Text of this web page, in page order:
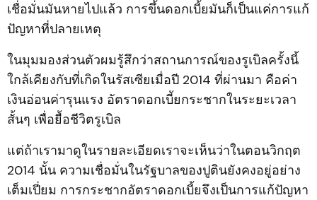
เชื่อมั่นมันหายไปแล้ว การขึ้นดอกเบี้ยมันก็เป็นแค่การแก้
ปัญหาที่ปลายเหตุ
ในมุมมองส่วนตัวผมรู้สึกว่าสถานการณ์ของรูเบิลครั้งนี้
ใกล้เคียงกับที่เกิดในรัสเซียเมื่อปี 2014 ที่ผ่านมา คือค่า
เงินอ่อนค่ารุนแรง อัตราดอกเบี้ยกระชากในระยะเวลา
สั้นๆ เพื่อยื้อชีวิตรูเบิล
แต่ถ้าเรามาดูในรายละเอียดเราจะเห็นว่าในตอนวิกฤต
2014 นั้น ความเชื่อมั่นในรัฐบาลของปูตินยังคงอยู่อย่าง
เต็มเปี่ยม การกระชากอัตราดอกเบี้ยจึงเป็นการแก้ปัญหา